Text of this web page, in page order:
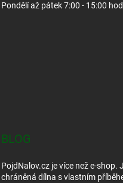
Pondělí až pátek 7:00 - 15:00
BLOG
PojdNalov.cz je více než e-shop.
chráněná dílna s vlastním